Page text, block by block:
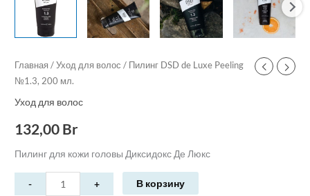
Главная /Уход для волос / Пилинг DSD de Luxe Peeling
№1.3, 200 мл.
Уход для волос
132,00 Br
Пилинг для кожи головы Диксидокс Де Люкс
В корзину